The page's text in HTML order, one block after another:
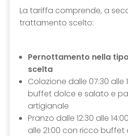
La tariffa comprende, a
trattamento scelto:
Pernottamento nella
scelta
Colazione dalle 07:30 alle
buffet dolce e salato e
artigianale
Pranzo dalle 12:30 alle
alle 21:00 con ricco buffet